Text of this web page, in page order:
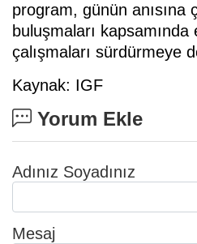
program, günün anısına
buluşmaları
çalışmaları sürdürmeye
Kaynak: IGF
Yorum Ekle
Adınız Soyadınız
Mesaj